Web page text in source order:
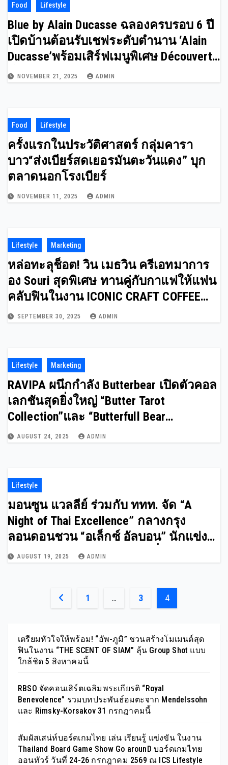
Food Lifestyle
Blue by Alain Ducasse ฉลองครบรอบ 6 ปี
เปิดบ้านต้อนรับเชฟระดับตำนาน ‘Alain
Ducasse’พร้อมเสิร์ฟเมนูพิเศษ Découverte
โดยเชฟ Evens López
NOVEMBER 21, 2025 ADMIN
Food Lifestyle
ครั้งแรกในประวัติศาสตร์ กลุ่มคารา
บาว“ส่งเบียร์สดเยอรมันตะวันแดง” บุก
ตลาดนอกโรงเบียร์
NOVEMBER 11, 2025 ADMIN
Lifestyle Marketing
หล่อทะลุช็อต! วิน เมธวิน ครีเอทมาการ
อง Souri สุดพิเศษ ทานคู่กับกาแฟให้แฟน
คลับฟินในงาน ICONIC CRAFT COFFEE
EXPO 2025
SEPTEMBER 30, 2025 ADMIN
Lifestyle Marketing
RAVIPA ผนึกกำลัง Butterbear เปิดตัวคอล
เลกชันสุดยิ่งใหญ่ “Butter Tarot
Collection”และ “Butterfull Bear
Collection” สะท้อนพลังแห่งความโชคดี
AUGUST 24, 2025 ADMIN
Lifestyle
มอนซูน แวลลีย์ ร่วมกับ ททท. จัด “A
Night of Thai Excellence” กลางกรุง
ลอนดอนชวน “อเล็กซ์ อัลบอน” นักแข่ง
ฟอร์มูลาวัน ร่วมฉลองให้กับที่สุดของ
AUGUST 19, 2025 ADMIN
Posts
1 … 3 4
เตรียมหัวใจให้พร้อม! “อัพ-ภูมิ” ชวนสร้างโมเมนต์สุด
ฟินในงาน “THE SCENT OF SIAM” ลุ้น Group Shot แบบ
ใกล้ชิด 5 สิงหาคมนี้
RBSO จัดคอนเสิร์ตเฉลิมพระเกียรติ “Royal
Benevolence” รวมบทประพันธ์อมตะจาก Mendelssohn
และ Rimsky-Korsakov 31 กรกฎาคมนี้
สัมผัสเสน่ห์บอร์ดเกมไทย เล่น เรียนรู้ แข่งขัน ในงาน
Thailand Board Game Show Go arounD บอร์ดเกมไทย
ออนทัวร์ วันที่ 24-26 กรกฎาคม 2569 ณ ICS Lifestyle